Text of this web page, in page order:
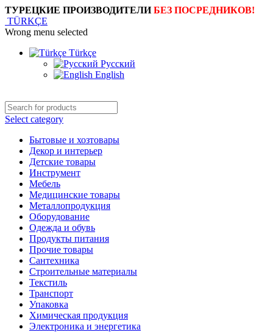
ТУРЕЦКИЕ ПРОИЗВОДИТЕЛИБЕЗ ПОСРЕДНИКОВ!
TÜRKÇE
Wrong menu selected
Türkçe
Русский
English
Select category
Бытовые и хозтовары
Декор и интерьер
Детские товары
Инструмент
Мебель
Медицинские товары
Металлопродукция
Оборудование
Одежда и обувь
Продукты питания
Прочие товары
Сантехника
Строительные материалы
Текстиль
Транспорт
Упаковка
Химическая продукция
Электроника и энергетика